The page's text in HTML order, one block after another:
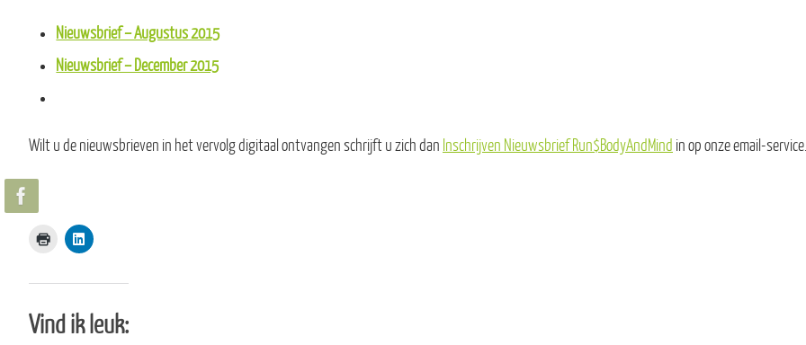
Nieuwsbrief – Augustus 2015
Nieuwsbrief – December 2015
Wilt u de nieuwsbrieven in het vervolg digitaal ontvangen schrijft u zich dan Inschrijven Nieuwsbrief Run$BodyAndMind in op onze email-service.
Vind ik leuk: